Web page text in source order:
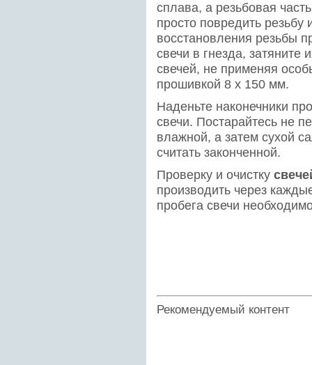
сплава, а резьбовая
просто повредить резьбу
восстановления резьбы
свечи в гнезда,
свечей, не применяя
прошивкой 8 x 150 мм.
Наденьте наконечники
свечи. Постарайтесь не
влажной, а затем сухой
считать законченной.
Проверку и очистку
производить через
пробега свечи
Рекомендуемый контент